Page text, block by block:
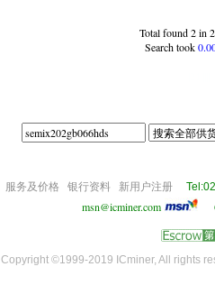
Total found 2 in
Search took
服务及价格 银行资料 新用户注册
msn@icminer.com
Copyright ©1999-2019 ICminer, All rights